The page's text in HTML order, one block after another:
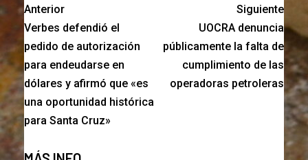
Anterior
Verbes defendió el
pedido de autorización
para endeudarse en
dólares y afirmó que «es
una oportunidad histórica
para Santa Cruz»
Siguiente
UOCRA denuncia
públicamente la falta de
cumplimiento de las
operadoras petroleras